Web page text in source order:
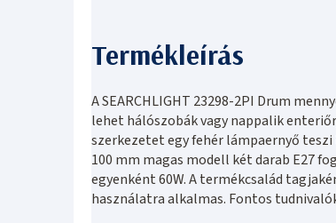
A SEARCHLIGHT 23298-2PI Drum
lehet hálószobák vagy nappalik
szerkezetet egy fehér lámpaernyő
100 mm magas modell két darab E27
egyenként 60W. A termékcsalád
használatra alkalmas. Fontos